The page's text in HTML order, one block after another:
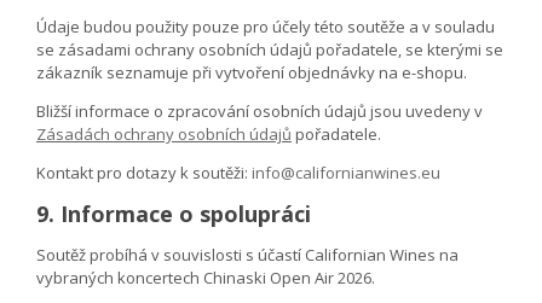
Údaje budou použity pouze pro účely této soutěže a v souladu
se zásadami ochrany osobních údajů pořadatele, se kterými se
zákazník seznamuje při vytvoření objednávky na e-shopu.
Bližší informace o zpracování osobních údajů jsou uvedeny v
Zásadách ochrany osobních údajů pořadatele.
Kontakt pro dotazy k soutěži: info@californianwines.eu
9. Informace o spolupráci
Soutěž probíhá v souvislosti s účastí Californian Wines na
vybraných koncertech Chinaski Open Air 2026.